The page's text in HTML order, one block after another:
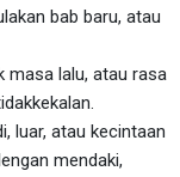
bab baru, atau
masa lalu, atau rasa
luar, atau kecintaan
mendaki,